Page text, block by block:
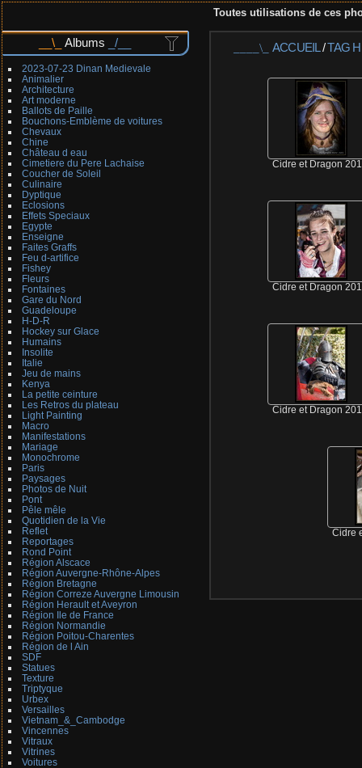
Toutes utilisations de ces
Albums
2023-07-23 Dinan Medievale
Animalier
Architecture
Art moderne
Ballots de Paille
Bouchons-Emblème de voitures
Chevaux
Chine
Château d eau
Cimetiere du Pere Lachaise
Coucher de Soleil
Culinaire
Dyptique
Eclosions
Effets Speciaux
Egypte
Enseigne
Faites Graffs
Feu d-artifice
Fishey
Fleurs
Fontaines
Gare du Nord
Guadeloupe
H-D-R
Hockey sur Glace
Humains
Insolite
Italie
Jeu de mains
Kenya
La petite ceinture
Les Retros du plateau
Light Painting
Macro
Manifestations
Mariage
Monochrome
Paris
Paysages
Photos de Nuit
Pont
Pêle mêle
Quotidien de la Vie
Reflet
Reportages
Rond Point
Région Alscace
Région Auvergne-Rhône-Alpes
Région Bretagne
Région Correze Auvergne Limousin
Région Herault et Aveyron
Région Ile de France
Région Normandie
Région Poitou-Charentes
Région de l Ain
SDF
Statues
Texture
Triptyque
Urbex
Versailles
Vietnam_&_Cambodge
Vincennes
Vitraux
Vitrines
Voitures
ACCUEIL/TAG
Cidre et Dragon
Cidre et Dragon
Cidre et Dragon
Cidre